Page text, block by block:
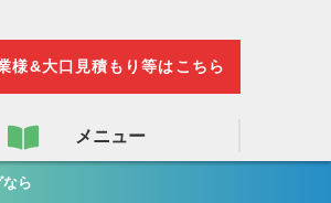
様&大口見積もり等はこちら
メニュー
ら